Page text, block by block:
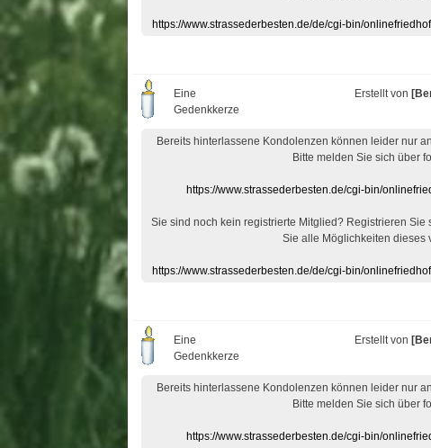
https://www.strassederbesten.de/de/cgi-bin/
Eine
Gedenkkerze
Erstellt von
Bereits hinterlassene Kondolenzen können leider nur
Bitte melden Sie sich über
https://www.strassederbesten.de/cgi-bin/
Sie sind noch kein registrierte Mitglied? Registrieren
Sie alle Möglichkeiten dieses
https://www.strassederbesten.de/de/cgi-bin/
Eine
Gedenkkerze
Erstellt von
Bereits hinterlassene Kondolenzen können leider nur
Bitte melden Sie sich über
https://www.strassederbesten.de/cgi-bin/